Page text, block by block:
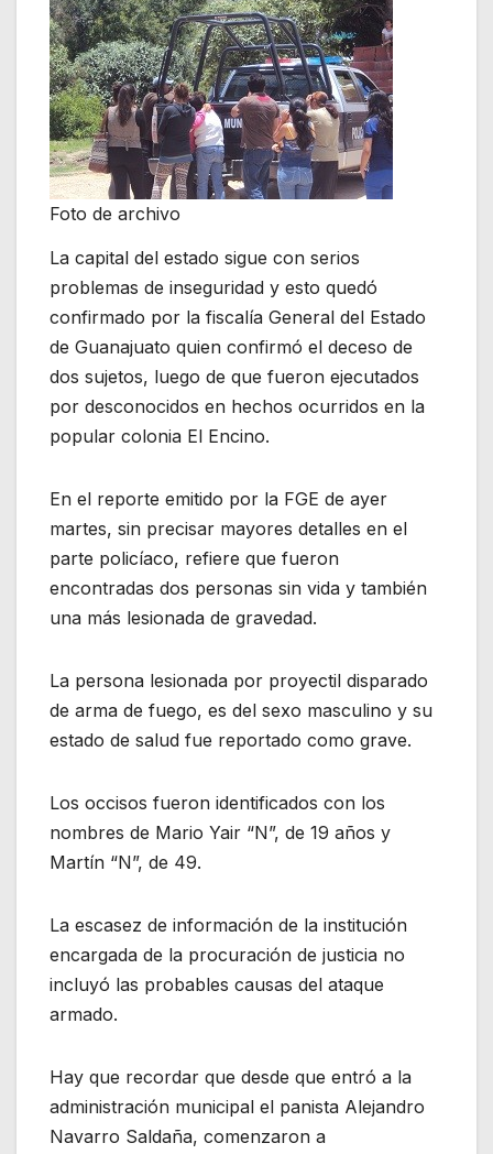
Foto de archivo
La capital del estado sigue con serios
problemas de inseguridad y esto quedó
confirmado por la fiscalía General del Estado
de Guanajuato quien confirmó el deceso de
dos sujetos, luego de que fueron ejecutados
por desconocidos en hechos ocurridos en la
popular colonia El Encino.
En el reporte emitido por la FGE de ayer
martes, sin precisar mayores detalles en el
parte policíaco, refiere que fueron
encontradas dos personas sin vida y también
una más lesionada de gravedad.
La persona lesionada por proyectil disparado
de arma de fuego, es del sexo masculino y su
estado de salud fue reportado como grave.
Los occisos fueron identificados con los
nombres de Mario Yair “N”, de 19 años y
Martín “N”, de 49.
La escasez de información de la institución
encargada de la procuración de justicia no
incluyó las probables causas del ataque
armado.
Hay que recordar que desde que entró a la
administración municipal el panista Alejandro
Navarro Saldaña, comenzaron a